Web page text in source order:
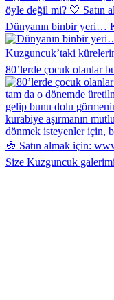
Dünyanın binbir yeri…
80’lerde çocuk olanlar
Size Kuzguncuk